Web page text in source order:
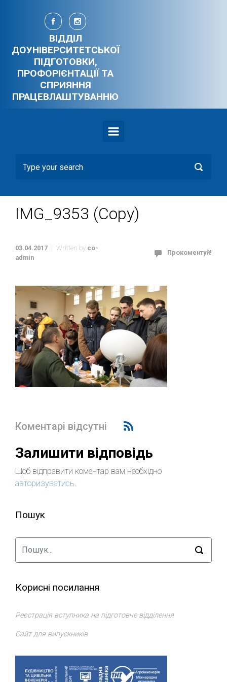
Skip to main content
ВІДДІЛ
ДОУНІВЕРСИТЕТСЬКОЇ
ПІДГОТОВКИ,
ПРОФОРІЄНТАЦІЇ ТА
СПРИЯННЯ
ПРАЦЕВЛАШТУВАННЮ
IMG_9353 (Copy)
03.04.2017 Written by co-
admin
Прокоментуй!
Коментарі відсутні
Залишити відповідь
Щоб відправити коментар вам необхідно
авторизуватись.
Пошук
Корисні посилання
Реєстрація вступника на підготовче відділення
Сайт для випускників